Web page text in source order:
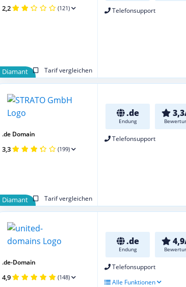
Telefonsupport
Diamant Tarif vergleichen
2,2 (121)
.de
Endung
Telefonsupport
Diamant Tarif vergleichen
.de Domain
3,3 (199)
.de
Endung
Telefonsupport
Alle Funktionen
.de-Domain
4,9 (148)